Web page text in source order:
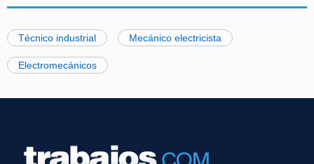
Técnico industrial Mecánico electricista
Electromecánicos